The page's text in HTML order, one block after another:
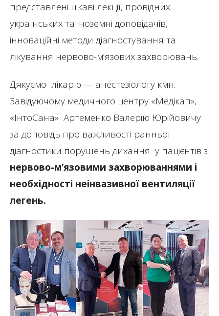
представлені цікаві лекції, провідних
українських та іноземні доповідачів,
інноваційні методи діагностування та
лікування нервово-м’язових захворювань.
Дякуємо лікарю — анестезіологу кмн.
Завідуючому медичного центру «Медікап»,
«ІнтоСана» Артеменко Валерію Юрійовичу
за доповідь про важливості ранньої
діагностики порушень дихання у пацієнтів з
нервово-м’язовими захворюваннями і
необхідності неінвазивної вентиляції
легень.